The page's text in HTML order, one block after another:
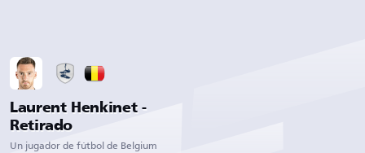
Laurent Henkinet -
Retirado
Un jugador de fútbol de Belgium